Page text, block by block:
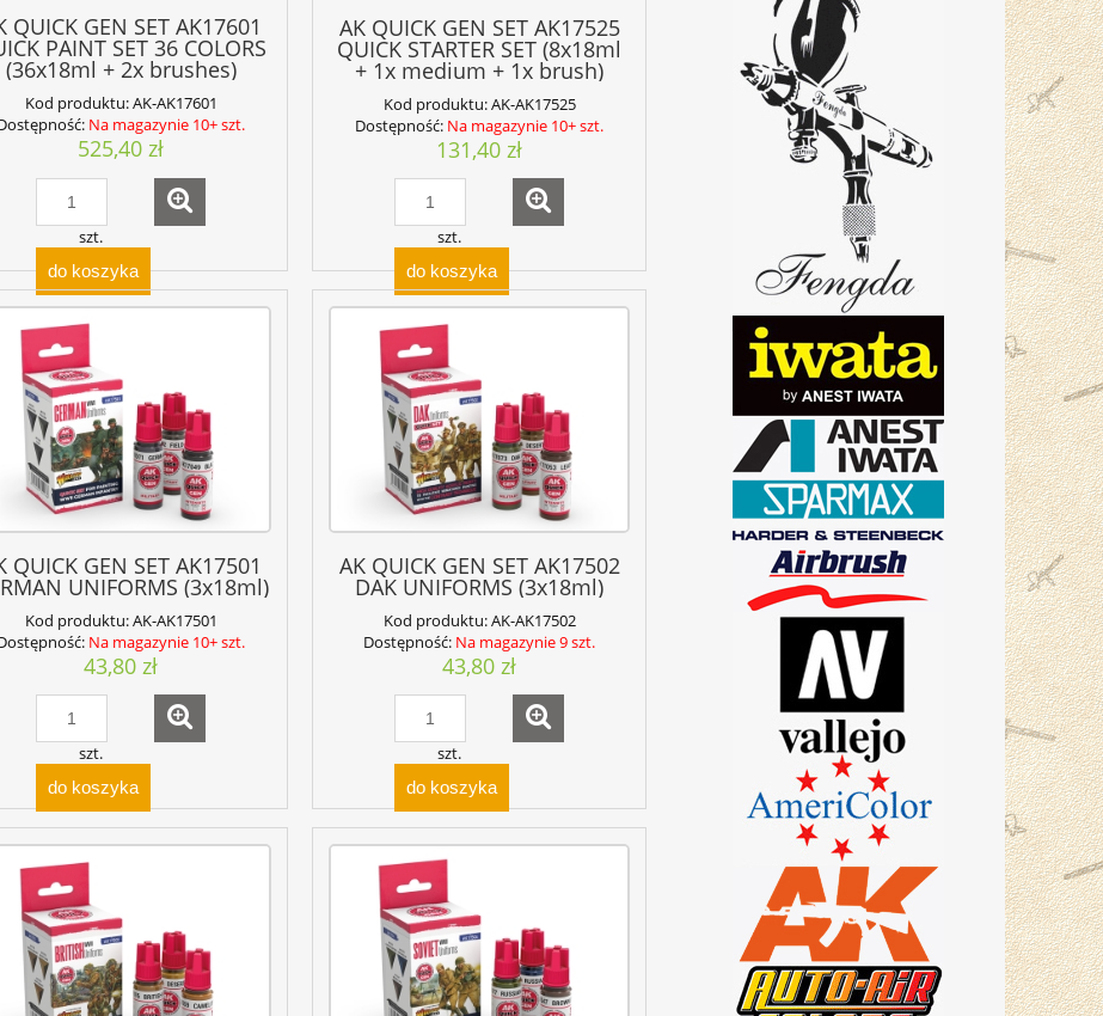
QUICK GEN SET AK17601
PAINT SET 36 COLORS
(36x18ml + 2x brushes)
Kod produktu:AK-AK17601
Na magazynie 10+ szt.
525,40 zł
szt.
do koszyka
AK QUICK GEN SET AK17525
QUICK STARTER SET (8x18ml
+ 1x medium + 1x brush)
Kod produktu:AK-AK17525
Dostępność: Na magazynie 10+ szt.
131,40 zł
szt.
do koszyka
QUICK GEN SET AK17501
UNIFORMS (3x18ml)
Kod produktu:AK-AK17501
Na magazynie 10+ szt.
43,80 zł
szt.
do koszyka
AK QUICK GEN SET AK17502
DAK UNIFORMS (3x18ml)
Kod produktu:AK-AK17502
Dostępność: Na magazynie 9 szt.
43,80 zł
szt.
do koszyka